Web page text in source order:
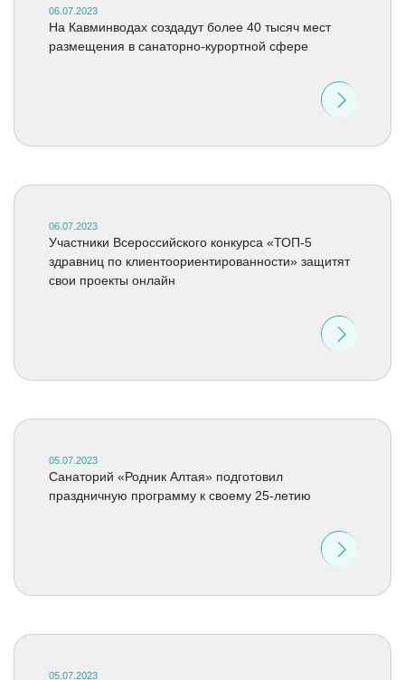
06.07.2023
На Кавминводах создадут более 40 тысяч мест
размещения в санаторно-курортной сфере
06.07.2023
Участники Всероссийского конкурса «ТОП-5
здравниц по клиентоориентированности» защитят
свои проекты онлайн
05.07.2023
Санаторий «Родник Алтая» подготовил
праздничную программу к своему 25-летию
05.07.2023